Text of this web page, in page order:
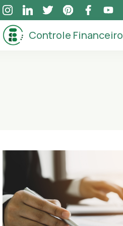
Controle Financeiro